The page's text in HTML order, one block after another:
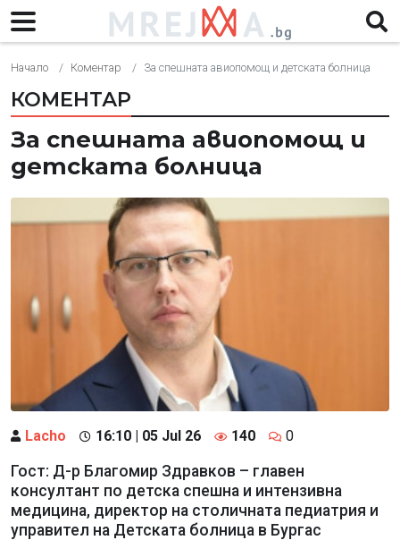
Начало Коментар За спешната авиопомощ и детската болница
КОМЕНТАР
За спешната авиопомощ и
детската болница
Lacho 16:10 | 05 Jul 26 140 0
Гост: Д-р Благомир Здравков – главен
консултант по детска спешна и интензивна
медицина, директор на столичната педиатрия и
управител на Детската болница в Бургас